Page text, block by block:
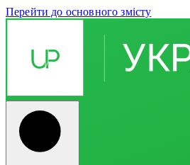
Перейти до основного змісту